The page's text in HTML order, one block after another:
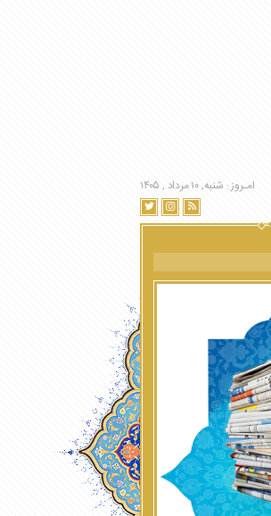
امـروز : شنبه, ۱۰ مرداد , ۱۴۰۵